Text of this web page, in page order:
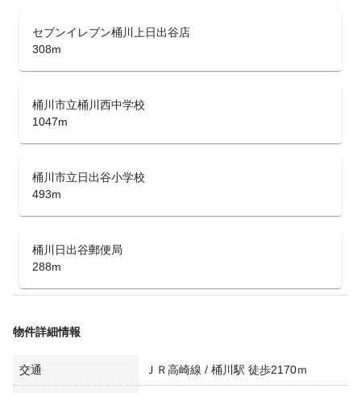
セブンイレブン桶川上日出谷店
308m
桶川市立桶川西中学校
1047m
桶川市立日出谷小学校
493m
桶川日出谷郵便局
288m
物件詳細情報
交通 ＪＲ高崎線 / 桶川駅 徒歩2170ｍ